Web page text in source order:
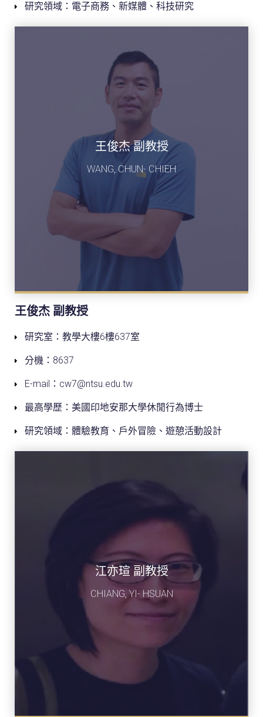
研究領域：電子商務、新媒體、科技研究
王俊杰 副教授
WANG, CHUN- CHIEH
王俊杰 副教授
研究室：教學大樓6樓637室
分機：8637
E-mail：cw7@ntsu.edu.tw
最高學歷：美國印地安那大學休閒行為博士
研究領域：體驗教育、戶外冒險、遊憩活動設計
江亦瑄 副教授
CHIANG, YI- HSUAN